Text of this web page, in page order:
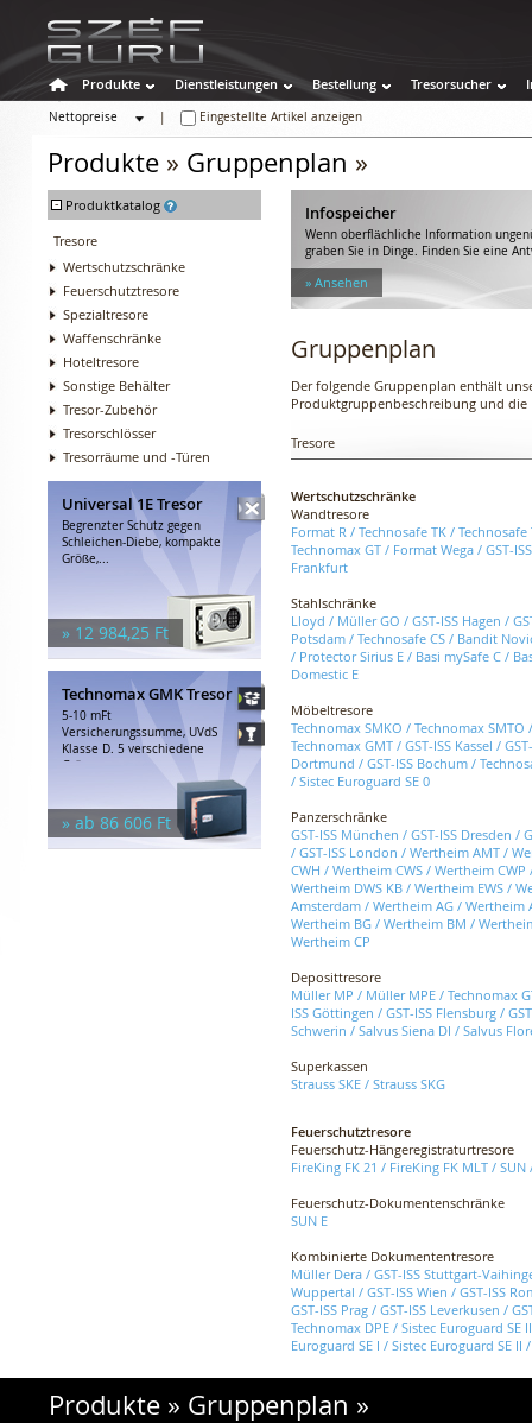
Produkte Dienstleistungen Bestellung Tresorsucher
Nettopreise
Eingestellte Artikel anzeigen
Produkte » Gruppenplan »
- Produktkatalog
Tresore
Wertschutzschränke
Feuerschutztresore
Spezialtresore
Waffenschränke
Hoteltresore
Sonstige Behälter
Tresor-Zubehör
Tresorschlösser
Tresorräume und -Türen
Universal 1E Tresor
Begrenzter Schutz gegen
Schleichen-Diebe, kompakte
Größe,...
» 12 984,25 Ft
Technomax GMK Tresor
5-10 mFt
Versicherungssumme, UVdS
Klasse D. 5 verschiedene
Größen,...
» ab 86 606 Ft
Infospeicher
Wenn oberflächliche Information
graben Sie in Dinge. Finden Sie eine
» Ansehen
Gruppenplan
Der folgende Gruppenplan enthält
Produktgruppenbeschreibung und die
Tresore
Wertschutzschränke
Wandtresore
Format R / Technosafe TK / Technosafe
Technomax GT / Format Wega / GST-
Frankfurt
Stahlschränke
Lloyd / Müller GO / GST-ISS Hagen /
Potsdam / Technosafe CS / Bandit
/ Protector Sirius E / Basi mySafe C /
Domestic E
Möbeltresore
Technomax SMKO / Technomax SMTO
Technomax GMT / GST-ISS Kassel /
Dortmund / GST-ISS Bochum /
/ Sistec Euroguard SE 0
Panzerschränke
GST-ISS München / GST-ISS Dresden /
/ GST-ISS London / Wertheim AMT /
CWH / Wertheim CWS / Wertheim CWP
Wertheim DWS KB / Wertheim EWS /
Amsterdam / Wertheim AG / Wertheim
Wertheim BG / Wertheim BM /
Wertheim CP
Deposittresore
Müller MP / Müller MPE / Technomax
ISS Göttingen / GST-ISS Flensburg /
Schwerin / Salvus Siena DI / Salvus
Superkassen
Strauss SKE / Strauss SKG
Feuerschutztresore
Feuerschutz-Hängeregistraturtresore
FireKing FK 21 / FireKing FK MLT / SUN
Feuerschutz-Dokumentenschränke
SUN E
Kombinierte Dokumententresore
Müller Dera / GST-ISS Stuttgart-
Wuppertal / GST-ISS Wien / GST-ISS
GST-ISS Prag / GST-ISS Leverkusen /
Technomax DPE / Sistec Euroguard SE
Euroguard SE I / Sistec Euroguard SE II
Produkte» Gruppenplan »